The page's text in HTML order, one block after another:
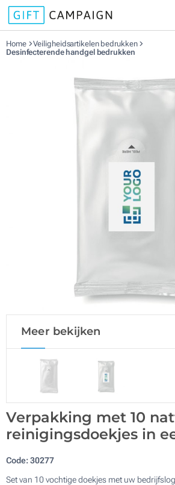
Home
Veiligheidsartikelen bedrukken
Desinfecterende handgel bedrukken
Meer bekijken
Verpakking met 10
reinigingsdoekjes in
Code:30277
Set van 10 vochtige doekjes met uw